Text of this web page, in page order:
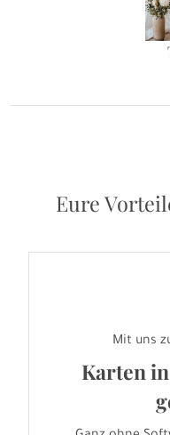
Eure
Mit uns
Karten